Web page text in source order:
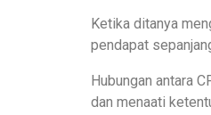
Ketika ditanya
pendapat
Hubungan antara
dan menaati